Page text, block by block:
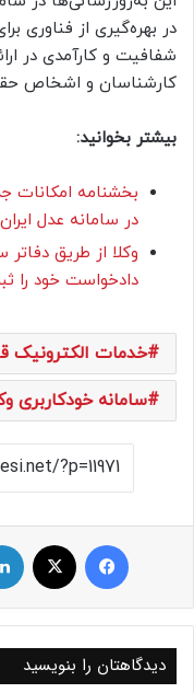
در بهره‌گیری از فناوری
شفافیت و کارآمدی در
کارشناسان و اشخاص
بیشتر بخوانید:
بخشنامه امکانات
در سامانه عدل ایران
وکلا از طریق
دادخواست خود را
خدمات الکترونیک
سامانه خودکاربری
فیسبوک ایکس
دیدگاهتان را بنویسید